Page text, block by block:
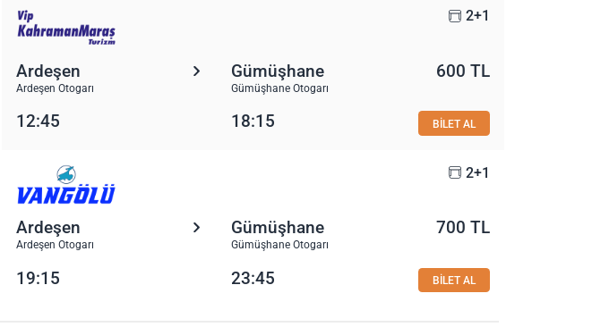
2+1
Ardeşen
Ardeşen Otogarı
Gümüşhane
Gümüşhane Otogarı
600 TL
12:45 18:15 BİLET AL
2+1
Ardeşen
Ardeşen Otogarı
Gümüşhane
Gümüşhane Otogarı
700 TL
19:15 23:45 BİLET AL